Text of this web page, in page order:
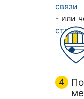
связи
- или
4